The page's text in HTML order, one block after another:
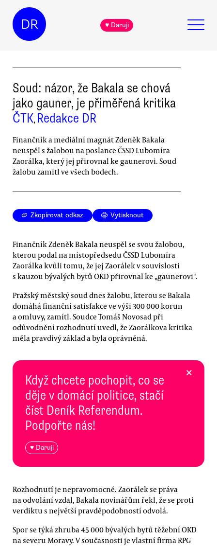
DR ♥ Daruji
Soud: názor, že Bakala se chová
jako gauner, je přiměřená kritika
ČTK, Redakce DR
Finančník a mediální magnát Zdeněk Bakala
neuspěl s žalobou na poslance ČSSD Lubomíra
Zaorálka, který jej přirovnal ke gaunerovi. Soud
žalobu zamítl ve všech bodech.
Zkopírovat odkaz Vytisknout
Finančník Zdeněk Bakala neuspěl se svou žalobou,
kterou podal na místopředsedu ČSSD Lubomíra
Zaorálka kvůli tomu, že jej Zaorálek v souvislosti
s kauzou bývalých bytů OKD přirovnal ke „gaunerovi".
Pražský městský soud dnes žalobu, kterou se Bakala
domáhá finanční satisfakce ve výši 300 000 korun
a omluvy, zamítl. Soudce Tomáš Novosad při
odůvodnění rozhodnutí uvedl, že Zaorálkova kritika
měla pravdivý základ a byla oprávněná.
Když chcete pochopit, co se
děje v domácí politice, stačí
číst Deník Referendum.
Podpořte nás!
♥ Daruji
×
Rozhodnutí je nepravomocné. Zaorálek se práva
na odvolání vzdal, Bakala novinářům řekl, že se proti
verdiktu s největší pravděpodobností odvolá.
Spor se týká zhruba 45 000 bývalých bytů těžební OKD
na severu Moravy. V současnosti je vlastní firma RPG